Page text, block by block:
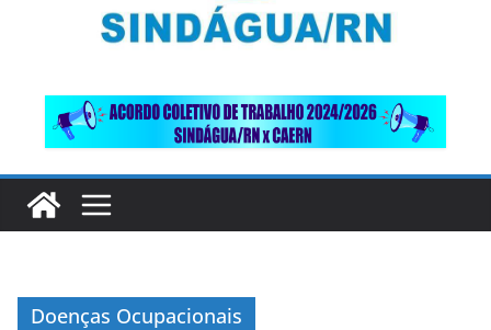
Doenças Ocupacionais